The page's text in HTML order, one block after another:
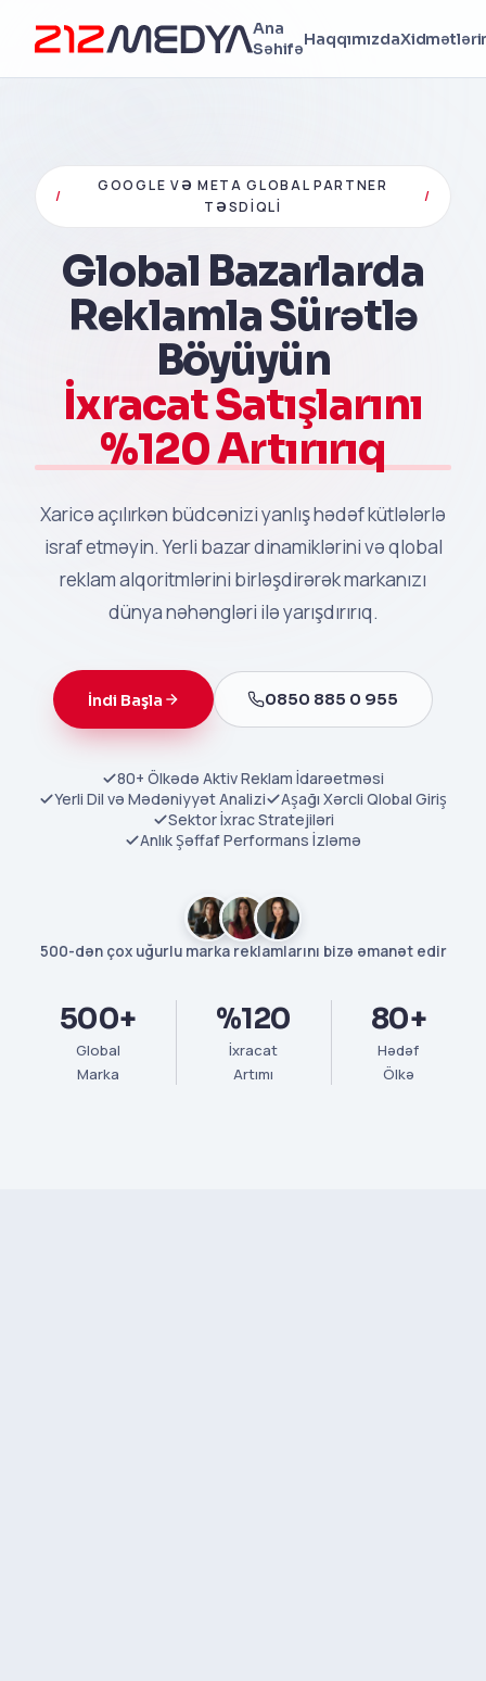
Ana
Səhifə
Haqqımızda
/
GOOGLE VƏ META GLOBAL PARTNER
TƏSDIQLI
/
Global Bazarlarda
Reklamla Sürətlə
Böyüyün
İxracat Satışlarını
%120 Artırırıq
Xaricə açılırkən büdcənizi yanlış hədəf kütlələrlə
israf etməyin. Yerli bazar dinamiklərini və qlobal
reklam alqoritmlərini birləşdirərək markanızı
dünya nəhəngləri ilə yarışdırırıq.
İndi Başla 0850 885 0 955
80+ Ölkədə Aktiv Reklam İdarəetməsi
Yerli Dil və Mədəniyyət Analizi
Aşağı Xərcli Qlobal Giriş
Sektor İxrac Stratejiləri
Anlık Şəffaf Performans İzləmə
500-dən çox uğurlu marka reklamlarını bizə əmanət edir
500+
Global
Marka
%120
İxracat
Artımı
80+
Hədəf
Ölkə